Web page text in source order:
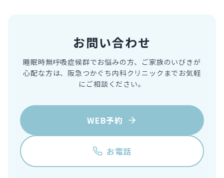
お問い合わせ
睡眠時無呼吸症候群でお悩みの方、ご家族のいびきが
心配な方は、 阪急つかぐち内科クリニックまでお気軽
にご相談ください。
WEB予約
お電話